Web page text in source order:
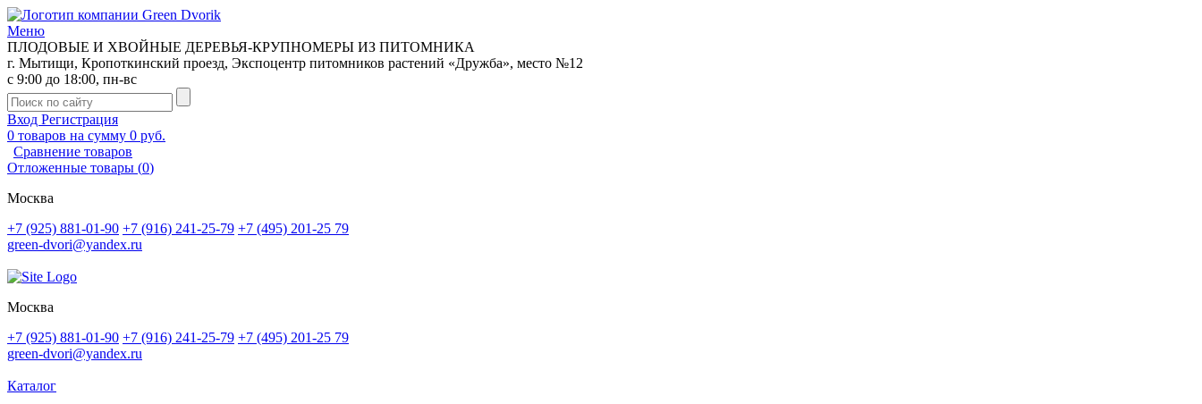
Меню
ПЛОДОВЫЕ И ХВОЙНЫЕ ДЕРЕВЬЯ-КРУПНОМЕРЫ ИЗ ПИТОМНИКА
г. Мытищи, Кропоткинский проезд, Экспоцентр питомников растений «Дружба», место №12
с 9:00 до 18:00, пн-вс
Вход Регистрация
0 товаров на сумму 0 руб.
Сравнение товаров
Отложенные товары (0)
Москва
+7 (925) 881-01-90 +7 (916) 241-25-79 +7 (495) 201-25 79
green-dvori@yandex.ru
Москва
+7 (925) 881-01-90 +7 (916) 241-25-79 +7 (495) 201-25 79
green-dvori@yandex.ru
Каталог